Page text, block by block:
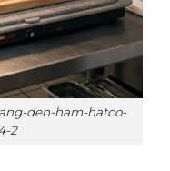
den-ham-hatco-
2